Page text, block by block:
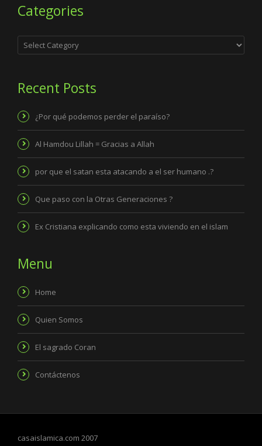
Categories
Categories
Recent Posts
¿Por qué podemos perder el paraíso?
Al Hamdou Lillah = Gracias a Allah
por que el satan esta atacando a el ser humano .?
Que paso con la Otras Generaciones ?
Ex Cristiana explicando como esta viviendo en el islam
Menu
Home
Quien Somos
El sagrado Coran
Contáctenos
casaislamica.com 2007